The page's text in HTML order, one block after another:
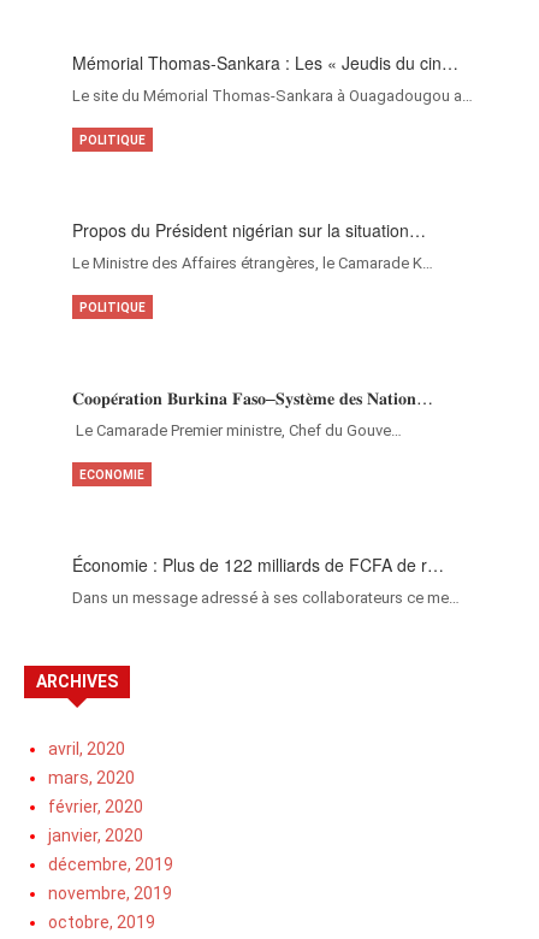
Mémorial Thomas-Sankara : Les « Jeudis du cin…
Le site du Mémorial Thomas-Sankara à Ouagadougou a…
Propos du Président nigérian sur la situation…
Le Ministre des Affaires étrangères, le Camarade K…
POLITIQUE
𝐂𝐨𝐨𝐩𝐞́𝐫𝐚𝐭𝐢𝐨𝐧 𝐁𝐮𝐫𝐤𝐢𝐧𝐚 𝐅𝐚𝐬𝐨–𝐒𝐲𝐬𝐭𝐞̀𝐦𝐞 𝐝𝐞𝐬 𝐍𝐚𝐭𝐢𝐨𝐧…
‎Le Camarade Premier ministre, Chef du Gouve…
POLITIQUE
Économie : Plus de 122 milliards de FCFA de r…
Dans un message adressé à ses collaborateurs ce me…
ECONOMIE
ARCHIVES
avril, 2020
mars, 2020
février, 2020
janvier, 2020
décembre, 2019
novembre, 2019
octobre, 2019